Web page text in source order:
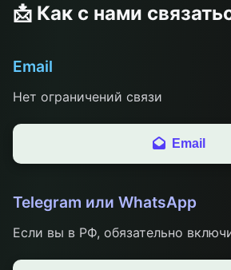
📩 Как с нами
Email
Нет ограничений связи
Email
Отрпавить
Telegram или WhatsApp
Если вы в РФ, обязательно